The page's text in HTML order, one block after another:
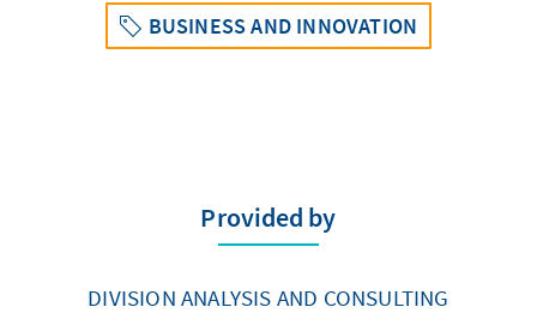
BUSINESS AND INNOVATION
Provided by
DIVISION ANALYSIS AND CONSULTING